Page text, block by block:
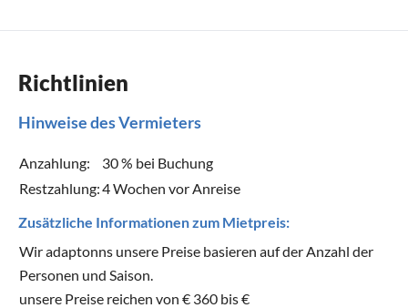
Richtlinien
Hinweise des Vermieters
Anzahlung:
30 % bei Buchung
Restzahlung:4 Wochen vor Anreise
Zusätzliche Informationen zum Mietpreis:
Wir adaptonns unsere Preise basieren auf der Anzahl der
Personen und Saison.
unsere Preise reichen von € 360 bis €